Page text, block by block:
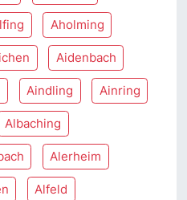
Aholming
Aidenbach
Aindling Ainring
Albaching
Alerheim
Alfeld